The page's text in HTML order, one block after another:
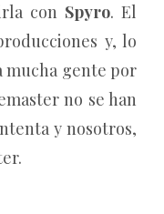
con Spyro. El
y, lo
mucha gente por
no se han
y nosotros,